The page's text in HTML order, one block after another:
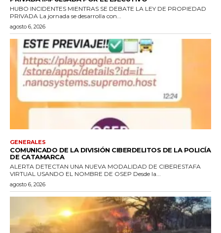
HUBO INCIDENTES MIENTRAS SE DEBATE LA LEY DE PROPIEDAD
PRIVADA La jornada se desarrolla con...
agosto 6, 2026
GENERALES
COMUNICADO DE LA DIVISIÓN CIBERDELITOS DE LA POLICÍA
DE CATAMARCA
ALERTA DETECTAN UNA NUEVA MODALIDAD DE CIBERESTAFA
VIRTUAL USANDO EL NOMBRE DE OSEP Desde la...
agosto 6, 2026